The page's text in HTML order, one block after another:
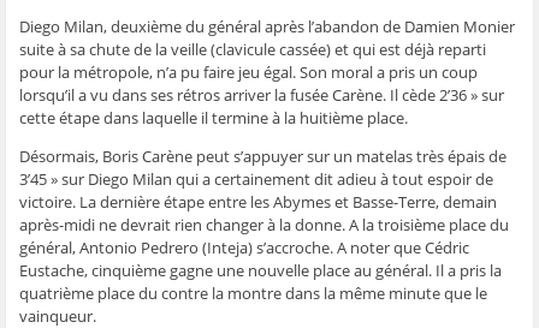
Diego Milan, deuxième du général après l’abandon de Damien Monier
suite à sa chute de la veille (clavicule cassée) et qui est déjà reparti
pour la métropole, n’a pu faire jeu égal. Son moral a pris un coup
lorsqu’il a vu dans ses rétros arriver la fusée Carène. Il cède 2’36 » sur
cette étape dans laquelle il termine à la huitième place.
Désormais, Boris Carène peut s’appuyer sur un matelas très épais de
3’45 » sur Diego Milan qui a certainement dit adieu à tout espoir de
victoire. La dernière étape entre les Abymes et Basse-Terre, demain
après-midi ne devrait rien changer à la donne. A la troisième place du
général, Antonio Pedrero (Inteja) s’accroche. A noter que Cédric
Eustache, cinquième gagne une nouvelle place au général. Il a pris la
quatrième place du contre la montre dans la même minute que le
vainqueur.